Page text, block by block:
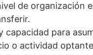
de organización
capacidad para
o actividad